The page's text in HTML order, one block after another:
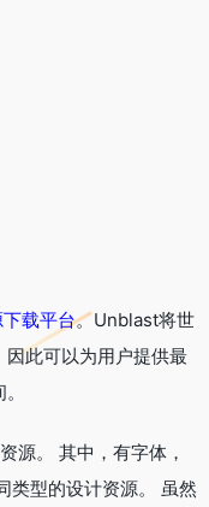
载平台。Unblast将世
此可以为用户提供最
源。 其中，有字体，
类型的设计资源。 虽然